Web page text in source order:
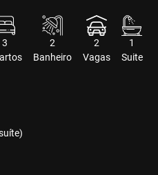
3
2
Banheiro
2
Vagas
1
Suite